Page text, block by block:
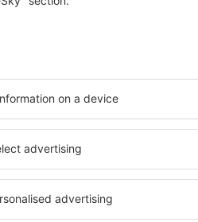
Hotel Santa Lucia
18 srpna 2026, 2 noci
se na další nabídky in